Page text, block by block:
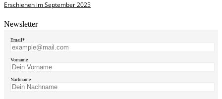
Erschienen im September 2025
Newsletter
Email*
Vorname
Nachname